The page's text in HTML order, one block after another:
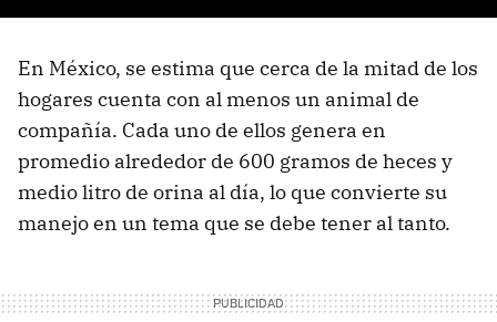
En México, se estima que cerca de la mitad de los
hogares cuenta con al menos un animal de
compañía. Cada uno de ellos genera en
promedio alrededor de 600 gramos de heces y
medio litro de orina al día, lo que convierte su
manejo en un tema que se debe tener al tanto.